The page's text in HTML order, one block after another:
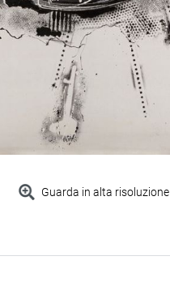
Guarda in alta risoluzione